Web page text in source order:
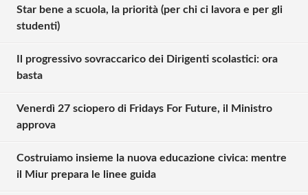
Star bene a scuola, la priorità (per chi ci lavora e per gli
studenti)
Il progressivo sovraccarico dei Dirigenti scolastici: ora
basta
Venerdì 27 sciopero di Fridays For Future, il Ministro
approva
Costruiamo insieme la nuova educazione civica: mentre
il Miur prepara le linee guida